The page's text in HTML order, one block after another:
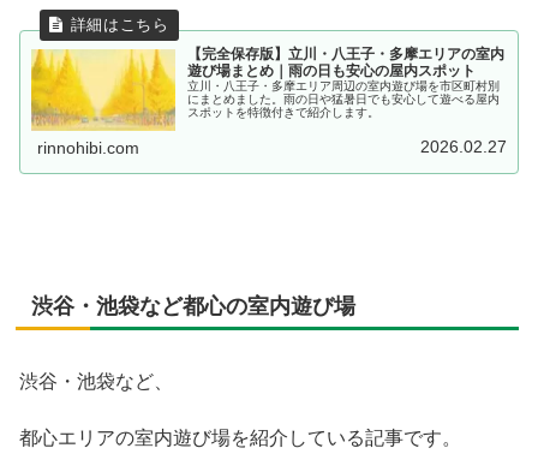
【完全保存版】立川・八王子・多摩エリアの室内
遊び場まとめ｜雨の日も安心の屋内スポット
立川・八王子・多摩エリア周辺の室内遊び場を市区町村別
にまとめました。雨の日や猛暑日でも安心して遊べる屋内
スポットを特徴付きで紹介します。
rinnohibi.com 2026.02.27
渋谷・池袋など都心の室内遊び場
渋谷・池袋など、
都心エリアの室内遊び場を紹介している記事です。